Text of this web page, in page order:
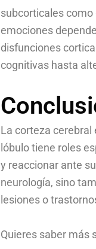
subcorticales
emociones
disfunciones
cognitivas hasta
La corteza cerebral
lóbulo tiene roles
y reaccionar ante
neurología, sino
lesiones o
Quieres saber más